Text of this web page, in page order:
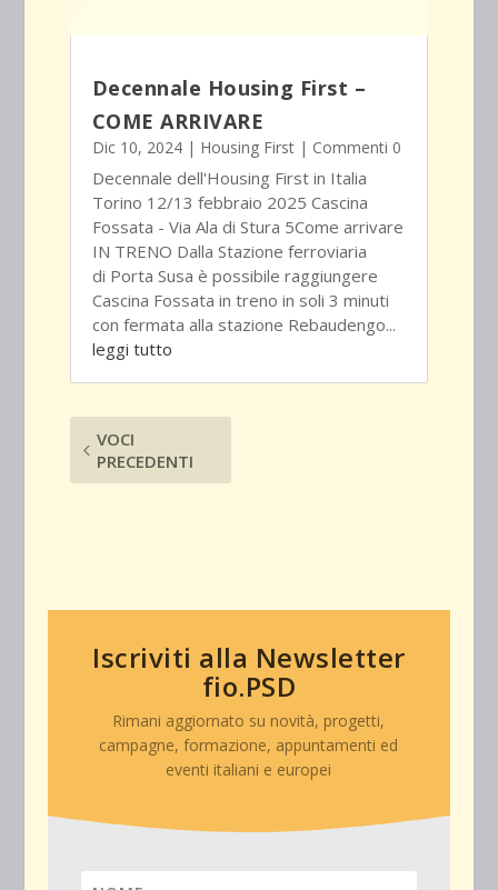
Decennale Housing First –
COME ARRIVARE
Dic 10, 2024| Housing First| Commenti 0
Decennale dell'Housing First in Italia
Torino 12/13 febbraio 2025 Cascina
Fossata - Via Ala di Stura 5Come arrivare
IN TRENO Dalla Stazione ferroviaria
di Porta Susa è possibile raggiungere
Cascina Fossata in treno in soli 3 minuti
con fermata alla stazione Rebaudengo...
leggi tutto
VOCI
PRECEDENTI
Iscriviti alla Newsletter
fio.PSD
Rimani aggiornato su novità, progetti,
campagne, formazione, appuntamenti ed
eventi italiani e europei